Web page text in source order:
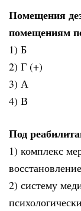
Помещения
помещениям
1) Б
2) Г (+)
3) А
4) В
Под
1) комплекс
2) систему